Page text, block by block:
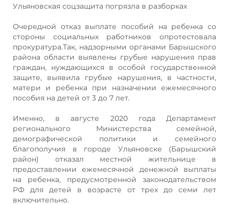
Ульяновская соцзащита погрязла в разборках
Очередной отказ выплате пособий на ребенка со
стороны социальных работников опротестовала
прокуратура.Так, надзорными органами Барышского
района области выявлены грубые нарушения прав
граждан, нуждающихся в особой государственной
защите, выявила грубые нарушения, в частности,
матери и ребенка при назначении ежемесячного
пособия на детей от 3 до 7 лет.
Именно, в августе 2020 года Департамент
регионального Министерства семейной,
демографической политики и семейного
благополучия в городе Ульяновске (Барышский
район) отказал местной жительнице в
предоставлении ежемесячной денежной выплаты
на ребенка, предусмотренной законодательством
РФ для детей в возрасте от трех до семи лет
включительно.